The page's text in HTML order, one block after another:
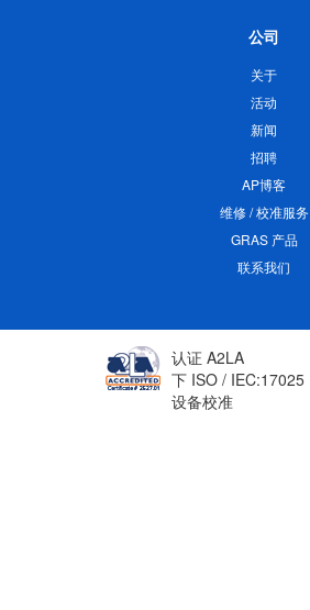
公司
关于
活动
新闻
招聘
AP博客
维修 / 校准服务
GRAS 产品
联系我们
认证 A2LA
下 ISO / IEC:17025
设备校准